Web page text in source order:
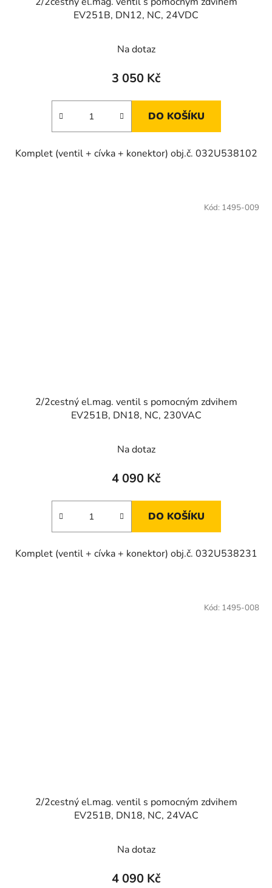
EV251B, DN12, NC, 24VDC
Na dotaz
3 050 Kč
DO KOŠÍKU
Komplet (ventil + cívka + konektor) obj.č. 032U538102
2/2cestný el.mag. ventil s pomocným zdvihem
EV251B, DN18, NC, 230VAC
Na dotaz
4 090 Kč
DO KOŠÍKU
Komplet (ventil + cívka + konektor) obj.č. 032U538231
Kód: 1495-009
2/2cestný el.mag. ventil s pomocným zdvihem
EV251B, DN18, NC, 24VAC
Na dotaz
4 090 Kč
Kód: 1495-008